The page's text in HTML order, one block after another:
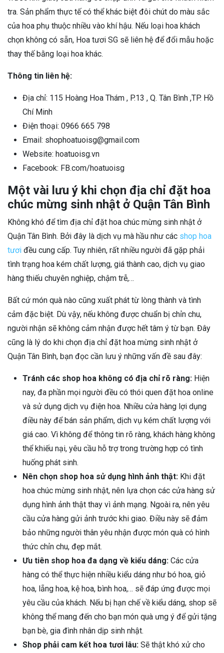
tra. Sản phẩm thực tế có thể khác biệt đôi chút do màu sắc
của hoa phụ thuộc nhiều vào khí hậu. Nếu loại hoa khách
chọn không có sẵn, Hoa tươi SG sẽ liên hệ để đổi mẫu hoặc
thay thế bằng loại hoa khác.
Thông tin liên hệ:
Địa chỉ: 115 Hoàng Hoa Thám , P.13 , Q. Tân Bình ,TP. Hồ
Chí Minh
Điện thoại: 0966 665 798
Email: shophoatuoisg@gmail.com
Website: hoatuoisg.vn
Facebook: FB.com/hoatuoisg
Một vài lưu ý khi chọn địa chỉ đặt hoa
chúc mừng sinh nhật ở Quận Tân Bình
Không khó để tìm địa chỉ đặt hoa chúc mừng sinh nhật ở
Quận Tân Bình. Bởi đây là dịch vụ mà hầu như các shop hoa
tươi đều cung cấp. Tuy nhiên, rất nhiều người đã gặp phải
tình trạng hoa kém chất lượng, giá thành cao, dịch vụ giao
hàng thiếu chuyên nghiệp, chậm trễ,…
Bất cứ món quà nào cũng xuất phát từ lòng thành và tình
cảm đặc biệt. Dù vậy, nếu không được chuẩn bị chỉn chu,
người nhận sẽ không cảm nhận được hết tâm ý từ bạn. Đây
cũng là lý do khi chọn địa chỉ đặt hoa mừng sinh nhật ở
Quận Tân Bình, bạn đọc cần lưu ý những vấn đề sau đây:
Tránh các shop hoa không có địa chỉ rõ ràng: Hiện
nay, đa phần mọi người đều có thói quen đặt hoa online
và sử dụng dịch vụ điện hoa. Nhiều cửa hàng lợi dụng
điều này để bán sản phẩm, dịch vụ kém chất lượng với
giá cao. Vì không để thông tin rõ ràng, khách hàng không
thể khiếu nại, yêu cầu hỗ trợ trong trường hợp có tình
huống phát sinh.
Nên chọn shop hoa sử dụng hình ảnh thật: Khi đặt
hoa chúc mừng sinh nhật, nên lựa chọn các cửa hàng sử
dụng hình ảnh thật thay vì ảnh mạng. Ngoài ra, nên yêu
cầu cửa hàng gửi ảnh trước khi giao. Điều này sẽ đảm
bảo những người thân yêu nhận được món quà có hình
thức chỉn chu, đẹp mắt.
Ưu tiên shop hoa đa dạng về kiểu dáng: Các cửa
hàng có thể thực hiện nhiều kiểu dáng như bó hoa, giỏ
hoa, lẵng hoa, kệ hoa, bình hoa,… sẽ đáp ứng được mọi
yêu cầu của khách. Nếu bị hạn chế về kiểu dáng, shop sẽ
không thể mang đến cho bạn món quà ưng ý để gửi tặng
bạn bè, gia đình nhân dịp sinh nhật.
Shop phải cam kết hoa tươi lâu: Sẽ thật khó xử cho